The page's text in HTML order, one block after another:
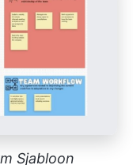
Sjabloon